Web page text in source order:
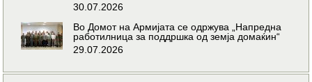
30.07.2026
Во Домот на Армијата се одржува „Напредна
работилница за поддршка од земја домаќин“
29.07.2026